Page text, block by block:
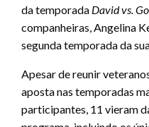
da temporada David vs.
companheiras, Angelina
segunda temporada da
Apesar de reunir
aposta nas temporadas
participantes, 11 vieram